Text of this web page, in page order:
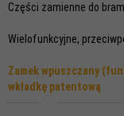
Części zamienne do
Wielofunkcyjne,
Zamek wpuszczany
wkładkę patentową